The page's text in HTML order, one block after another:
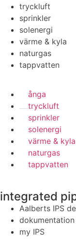
tryckluft
sprinkler
solenergi
värme & kyla
naturgas
tappvatten
ånga
tryckluft
sprinkler
solenergi
värme & kyla
naturgas
tappvatten
integrated
Aalberts IPS
dokumentation
my IPS